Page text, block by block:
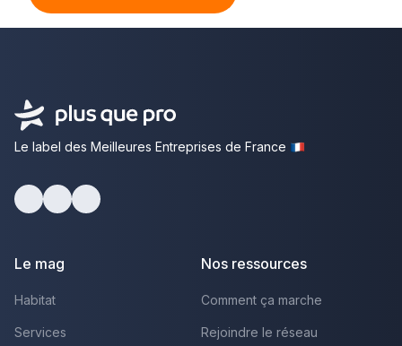
Le label des Meilleures Entreprises de France
Le mag
Habitat
Services
Nos ressources
Comment ça marche
Rejoindre le réseau